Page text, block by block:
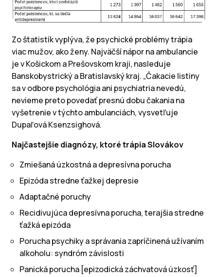
Zo štatistík vyplýva, že psychické problémy trápia
viac mužov, ako ženy. Najväčší nápor na ambulancie
je v Košickom a Prešovskom kraji, nasleduje
Banskobystrický a Bratislavský kraj. „Čakacie listiny
sa v odbore psychológia ani psychiatria nevedú,
nevieme preto povedať presnú dobu čakania na
vyšetrenie v týchto ambulanciách, vysvetľuje
Dupaľová Ksenzsighová.
Najčastejšie diagnózy, ktoré trápia Slovákov
Zmiešaná úzkostná a depresívna porucha
Epizóda stredne ťažkej depresie
Adaptačné poruchy
Recidivujúca depresívna porucha, terajšia stredne
ťažká epizóda
Porucha psychiky a správania zapríčinená užívaním
alkoholu: syndróm závislosti
Panická porucha [epizodická záchvatová úzkosť]